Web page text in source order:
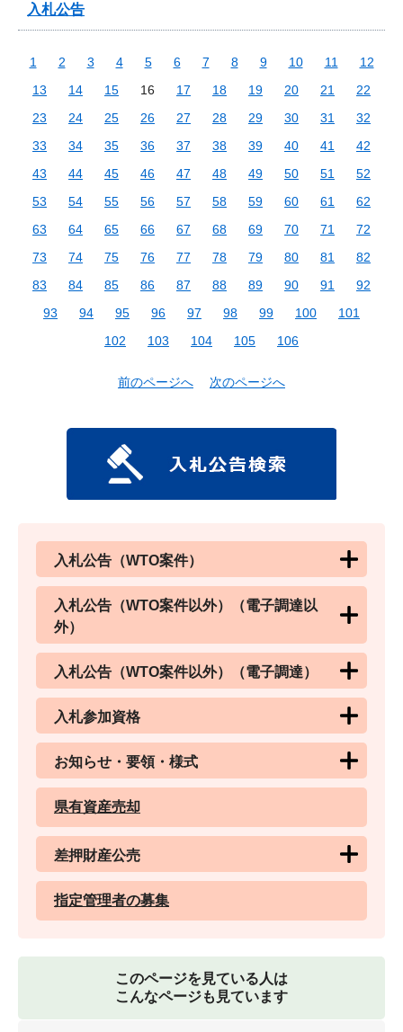
入札公告
1 2 3 4 5 6 7 8 9 10 11
12
13
14 15 16 17 18 19 20 21
22
23
24 25 26 27 28 29 30 31
32
33
34 35 36 37 38 39 40 41
42
43
44 45 46 47 48 49 50 51
52
53
54 55 56 57 58 59 60 61
62
63
64 65 66 67 68 69 70 71
72
73
74 75 76 77 78 79 80 81
82
83
84 85 86 87 88 89 90 91
92
93
94 95 96 97 98 99 100
101
102
103 104 105 106
前のページへ 次のページへ
入札公告（WTO案件）
入札公告（WTO案件以外）（電子調達以
外）
入札公告（WTO案件以外）（電子調達）
入札参加資格
お知らせ・要領・様式
県有資産売却
差押財産公売
指定管理者の募集
このページを見ている人は
こんなページも見ています